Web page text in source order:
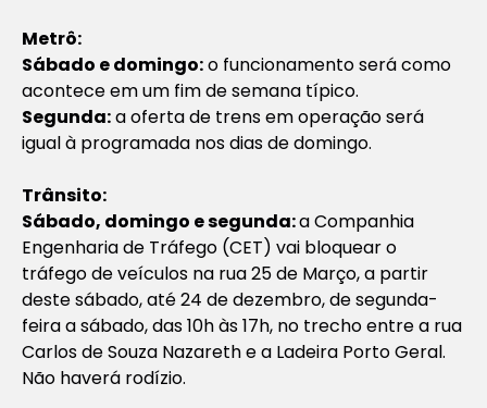
Metrô:
Sábado e domingo:o funcionamento será como
acontece em um fim de semana típico.
Segunda:a oferta de trens em operação será
igual à programada nos dias de domingo.
Trânsito:
Sábado, domingo e segunda:a Companhia
Engenharia de Tráfego (CET) vai bloquear o
tráfego de veículos na rua 25 de Março, a partir
deste sábado, até 24 de dezembro, de segunda-
feira a sábado, das 10h às 17h, no trecho entre a rua
Carlos de Souza Nazareth e a Ladeira Porto Geral.
Não haverá rodízio.